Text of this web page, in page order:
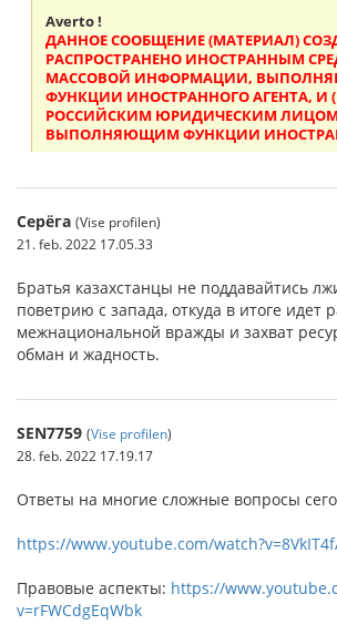
Averto !
ДАННОЕ СООБЩЕНИЕ (МАТЕРИАЛ)
РАСПРОСТРАНЕНО ИНОСТРАННЫМ
МАССОВОЙ ИНФОРМАЦИИ,
ФУНКЦИИ ИНОСТРАННОГО АГЕНТА, И
РОССИЙСКИМ ЮРИДИЧЕСКИМ
ВЫПОЛНЯЮЩИМ ФУНКЦИИ
Серёга (Vise profilen)
21. feb. 2022 17.05.33
Братья казахстанцы не поддавайтись
поветрию с запада, откуда в итоге идет
межнациональной вражды и захват
обман и жадность.
SEN7759 (Vise profilen)
28. feb. 2022 17.19.17
Ответы на многие сложные вопросы
https://www.youtube.com/
Правовые аспекты: https://
v=rFWCdgEqWbk